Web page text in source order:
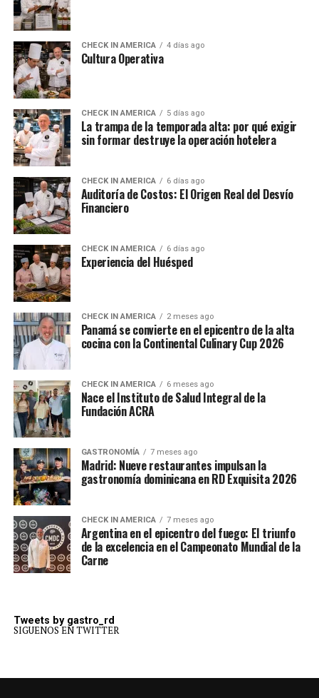
CHECK IN AMERICA 4 días ago
Cultura Operativa
CHECK IN AMERICA 5 días ago
La trampa de la temporada alta: por qué exigir
sin formar destruye la operación hotelera
CHECK IN AMERICA 6 días ago
Auditoría de Costos: El Origen Real del Desvío
Financiero
CHECK IN AMERICA 6 días ago
Experiencia del Huésped
CHECK IN AMERICA 2 meses ago
Panamá se convierte en el epicentro de la alta
cocina con la Continental Culinary Cup 2026
CHECK IN AMERICA 6 meses ago
Nace el Instituto de Salud Integral de la
Fundación ACRA
GASTRONOMÍA 7 meses ago
Madrid: Nueve restaurantes impulsan la
gastronomía dominicana en RD Exquisita 2026
CHECK IN AMERICA 7 meses ago
Argentina en el epicentro del fuego: El triunfo
de la excelencia en el Campeonato Mundial de la
Carne
Tweets by gastro_rd
SIGUENOS EN TWITTER